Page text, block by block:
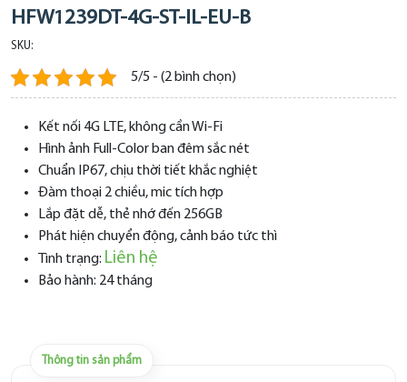
HFW1239DT-4G-ST-IL-EU-B
SKU:
5/5 - (2 bình chọn)
Kết nối 4G LTE, không cần Wi-Fi
Hình ảnh Full-Color ban đêm sắc nét
Chuẩn IP67, chịu thời tiết khắc nghiệt
Đàm thoại 2 chiều, mic tích hợp
Lắp đặt dễ, thẻ nhớ đến 256GB
Phát hiện chuyển động, cảnh báo tức thì
Tình trạng: Liên hệ
Bảo hành: 24 tháng
Thông tin sản phẩm